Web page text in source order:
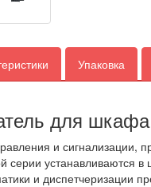
Упаковка
для
и
серии
и диспетчеризации